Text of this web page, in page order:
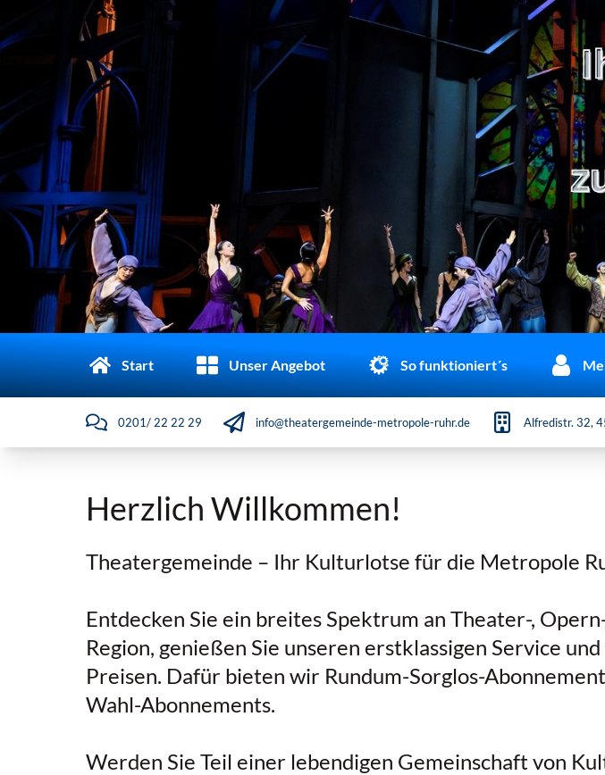
Start Unser Angebot So funktioniert´s
0201/ 22 22 29 info@theatergemeinde-metropole-ruhr.de Alfredistr. 32,
Herzlich Willkommen!
Theatergemeinde – Ihr Kulturlotse für die Metropole
Entdecken Sie ein breites Spektrum an Theater-,
Region, genießen Sie unseren erstklassigen Service
Preisen. Dafür bieten wir Rundum-Sorglos-
Wahl-Abonnements.
Werden Sie Teil einer lebendigen Gemeinschaft von